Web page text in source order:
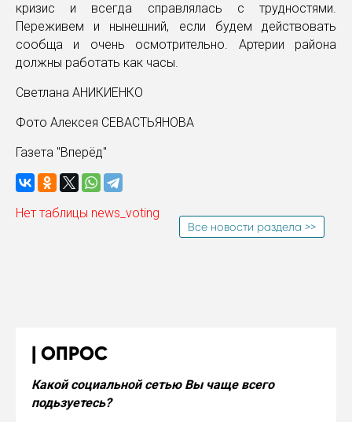
кризис и всегда справлялась с трудностями.
Переживем и нынешний, если будем действовать
сообща и очень осмотрительно. Артерии района
должны работать как часы.
Светлана АНИКИЕНКО
Фото Алексея СЕВАСТЬЯНОВА
Газета "Вперёд"
Нет таблицы news_voting
Все новости раздела >>
ОПРОС
Какой социальной сетью Вы чаще всего
подьзуетесь?